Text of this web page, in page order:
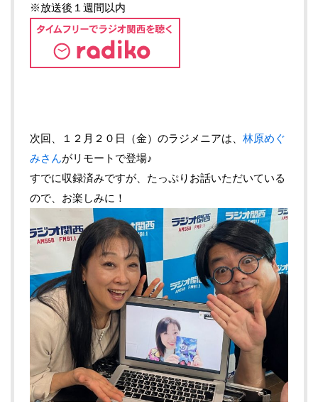
※放送後１週間以内
次回、１２月２０日（金）のラジメニアは、 林原めぐ
みさんがリモートで登場♪
すでに収録済みですが、たっぷりお話いただいている
ので、お楽しみに！